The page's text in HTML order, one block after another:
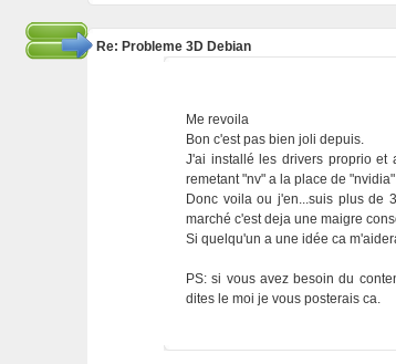
Re: Probleme 3D Debian
Me revoila
Bon c'est pas bien joli depuis.
J'ai installé les drivers proprio et
remetant "nv" a la place de
Donc voila ou j'en...suis plus de
marché c'est deja une maigre
Si quelqu'un a une idée ca
PS: si vous avez besoin du
dites le moi je vous posterais ca.